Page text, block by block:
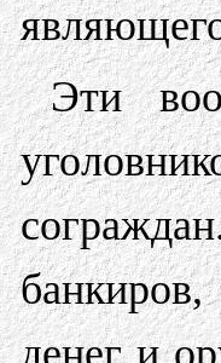
Эти
денег и